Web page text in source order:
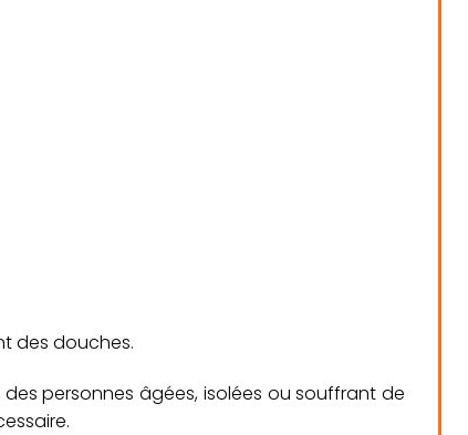
des douches.
personnes âgées, isolées ou souffrant de